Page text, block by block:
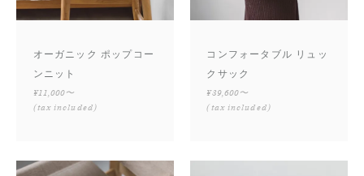
オーガニック ポップコー
ンニット
¥11,000〜
(tax included)
コンフォータブル リュッ
クサック
¥39,600〜
(tax included)